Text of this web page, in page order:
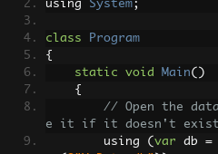
using System;
class
Program
{
static
void Main()
{
// Open the
e it if it doesn't
        using
( var db =